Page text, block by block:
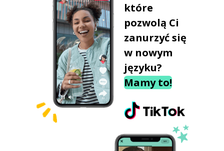
które
pozwolą Ci
zanurzyć się
w nowym
języku?
Mamy to!